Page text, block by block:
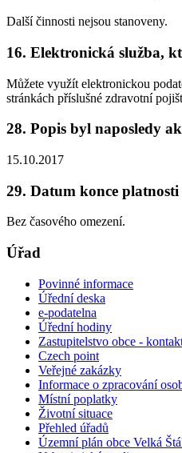
Další činnosti nejsou stanoveny.
16. Elektronická služba,
Můžete využít elektronickou
stránkách příslušné zdravotní
28. Popis byl naposledy
15.10.2017
29. Datum konce platnosti
Bez časového omezení.
Úřad
Povinné informace
Úřední deska
e-podatelna
Úřední hodiny
Zastupitelstvo obce -
Czech point
Veřejné zakázky
Informace o zpracování
Místní poplatky
Životní situace
Přehled úřadů
Územní plán obce Velká